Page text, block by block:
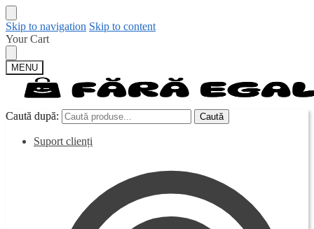
Skip to navigation Skip to content
Your Cart
MENU
Caută după: Caută
Suport clienți
Caută după: Caută